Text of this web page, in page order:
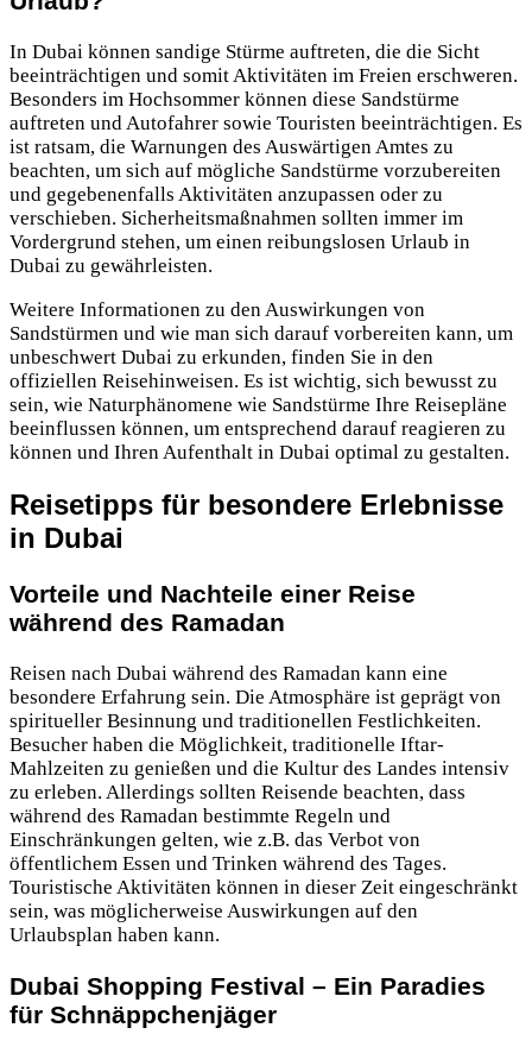
In Dubai können sandige Stürme auftreten, die die Sicht
beeinträchtigen und somit Aktivitäten im Freien erschweren.
Besonders im Hochsommer können diese Sandstürme
auftreten und Autofahrer sowie Touristen beeinträchtigen. Es
ist ratsam, die Warnungen des Auswärtigen Amtes zu
beachten, um sich auf mögliche Sandstürme vorzubereiten
und gegebenenfalls Aktivitäten anzupassen oder zu
verschieben. Sicherheitsmaßnahmen sollten immer im
Vordergrund stehen, um einen reibungslosen Urlaub in
Dubai zu gewährleisten.
Weitere Informationen zu den Auswirkungen von
Sandstürmen und wie man sich darauf vorbereiten kann, um
unbeschwert Dubai zu erkunden, finden Sie in den
offiziellen Reisehinweisen. Es ist wichtig, sich bewusst zu
sein, wie Naturphänomene wie Sandstürme Ihre Reisepläne
beeinflussen können, um entsprechend darauf reagieren zu
können und Ihren Aufenthalt in Dubai optimal zu gestalten.
Reisetipps für besondere Erlebnisse
in Dubai
Vorteile und Nachteile einer Reise
während des Ramadan
Reisen nach Dubai während des Ramadan kann eine
besondere Erfahrung sein. Die Atmosphäre ist geprägt von
spiritueller Besinnung und traditionellen Festlichkeiten.
Besucher haben die Möglichkeit, traditionelle Iftar-
Mahlzeiten zu genießen und die Kultur des Landes intensiv
zu erleben. Allerdings sollten Reisende beachten, dass
während des Ramadan bestimmte Regeln und
Einschränkungen gelten, wie z.B. das Verbot von
öffentlichem Essen und Trinken während des Tages.
Touristische Aktivitäten können in dieser Zeit eingeschränkt
sein, was möglicherweise Auswirkungen auf den
Urlaubsplan haben kann.
Dubai Shopping Festival – Ein Paradies
für Schnäppchenjäger